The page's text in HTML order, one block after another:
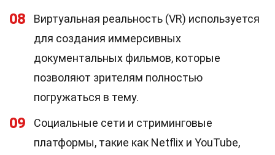
08
Виртуальная реальность (VR) используется
для создания иммерсивных
документальных фильмов, которые
позволяют зрителям полностью
погружаться в тему.
09
Социальные сети и стриминговые
платформы, такие как Netflix и YouTube,